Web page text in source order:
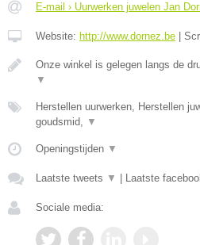
E-mail › Uurwerken juwelen Jan
Website: http://www.dornez.be
Onze winkel is gelegen langs de
▼
Herstellen uurwerken, Herstellen
goudsmid, ▼
Openingstijden ▼
Laatste tweets ▼ Laatste
Sociale media: